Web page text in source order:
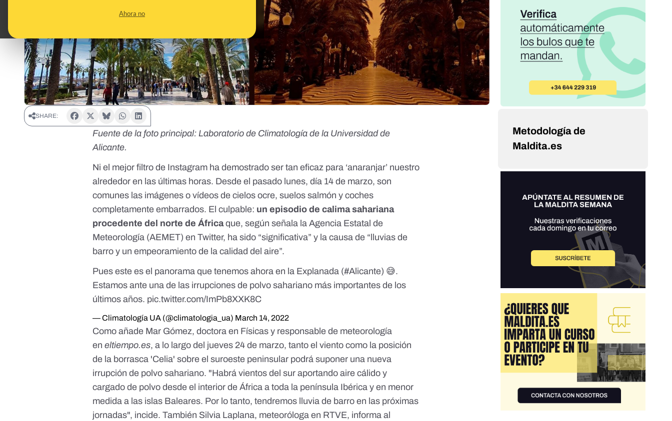
Ahora no
SHARE:
Fuente de la foto principal:Laboratorio de Climatología de la Universidad de
Alicante.
Ni el mejor filtro de Instagram ha demostrado ser tan eficaz para ‘anaranjar’ nuestro
alrededor en las últimas horas. Desde el pasado lunes, día 14 de marzo, son
comunes las imágenes o vídeos de cielos ocre, suelos salmón y coches
completamente embarrados. El culpable: un episodio de calima sahariana
procedente del norte de Áfricaque,según señala la Agencia Estatal de
Meteorología (AEMET) en Twitter, ha sido “significativa” y la causa de “lluvias de
barro y un empeoramiento de la calidad del aire”.
Pues este es el panorama que tenemos ahora en la Explanada (#Alicante) 😅.
Estamos ante una de las irrupciones de polvo sahariano más importantes de los
últimos años. pic.twitter.com/ImPb8XXK8C
— Climatología UA (@climatologia_ua) March 14, 2022
Como añade Mar Gómez, doctora en Físicas y responsable de meteorología
eneltiempo.es, a lo largo del jueves 24 de marzo, tanto el viento como la posición
de la borrasca 'Celia' sobre el suroeste peninsular podrá suponer una nueva
irrupción de polvo sahariano. "Habrá vientos del sur aportando aire cálido y
cargado de polvo desde el interior de África a toda la península Ibérica y en menor
medida a las islas Baleares. Por lo tanto, tendremos lluvia de barro en las próximas
jornadas", incide. También Silvia Laplana, meteoróloga en RTVE, informa al
Metodología de
Maldita.es